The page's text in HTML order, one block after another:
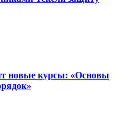
новые курсы: «Основы